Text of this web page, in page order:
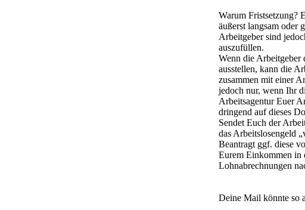
Warum Fristsetzung?
äußerst langsam oder
Arbeitgeber sind
auszufüllen.
Wenn die Arbeitgeber
ausstellen, kann die
zusammen mit einer
jedoch nur, wenn Ihr
Arbeitsagentur Euer
dringend auf dieses
Sendet Euch der
das Arbeitslosengeld
Beantragt ggf. diese
Eurem Einkommen in
Lohnabrechnungen
Deine Mail könnte so